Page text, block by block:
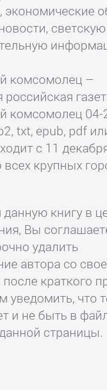
экономические
комсомолец –
российская
комсомолец
txt, epub, pdf
с 11
крупных
данную книгу в
Вы
удалить
автора со
после краткого
уведомить, что
и не быть в
страницы.